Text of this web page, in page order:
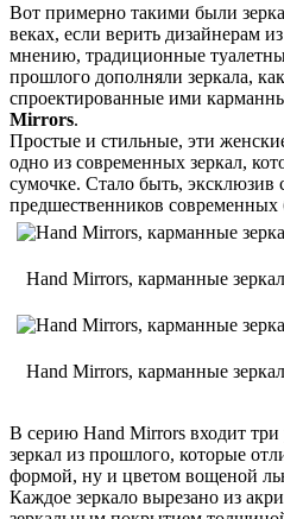
Вот примерно такими были
веках, если верить дизайнерам
мнению, традиционные
прошлого дополняли зеркала,
спроектированные ими
Mirrors.
Простые и стильные, эти
одно из современных зеркал,
сумочке. Стало быть, эксклюзив
предшественников
Hand Mirrors, карманные
Hand Mirrors, карманные
В серию Hand Mirrors входит
зеркал из прошлого, которые
формой, ну и цветом вощеной
Каждое зеркало вырезано из